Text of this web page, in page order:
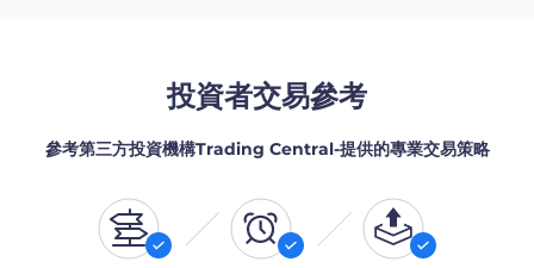
投資者交易參考
參考第三方投資機構Trading Central-提供的專業交易策略